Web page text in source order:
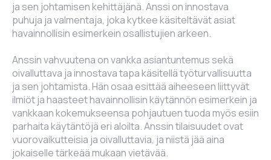
ja sen johtamisen kehittäjänä. Anssi on innostava
puhuja ja valmentaja, joka kytkee käsiteltävät asiat
havainnollisin esimerkein osallistujien arkeen.
Anssin vahvuutena on vankka asiantuntemus sekä
oivalluttava ja innostava tapa käsitellä työturvallisuutta
ja sen johtamista. Hän osaa esittää aiheeseen liittyvät
ilmiöt ja haasteet havainnollisin käytännön esimerkein ja
vankkaan kokemukseensa pohjautuen tuoda myös esiin
parhaita käytäntöjä eri aloilta. Anssin tilaisuudet ovat
vuorovaikutteisia ja oivalluttavia, ja niistä jää aina
jokaiselle tärkeää mukaan vietävää.